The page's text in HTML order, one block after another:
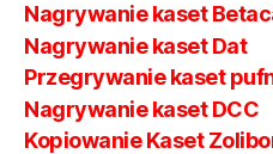
Nagrywanie kaset
Nagrywanie kaset Dat
Przegrywanie kaset
Nagrywanie kaset DCC
Kopiowanie Kaset